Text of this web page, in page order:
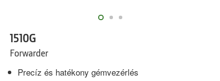
1510G
Forwarder
Precíz és hatékony gémvezérlés